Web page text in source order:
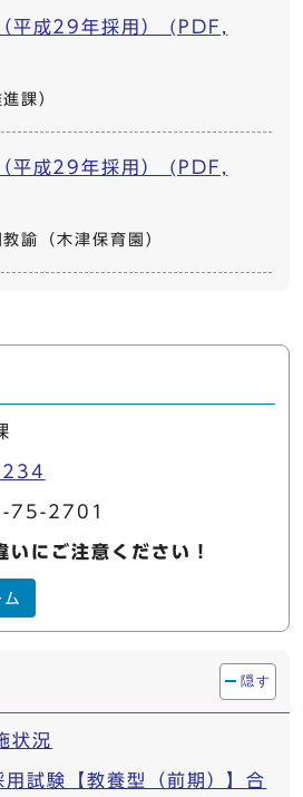
平成29年採用） (PDF,
課）
平成29年採用） (PDF,
諭（木津保育園）
75-2701
いにご注意ください！
隠す
状況
試験【教養型（前期）】合